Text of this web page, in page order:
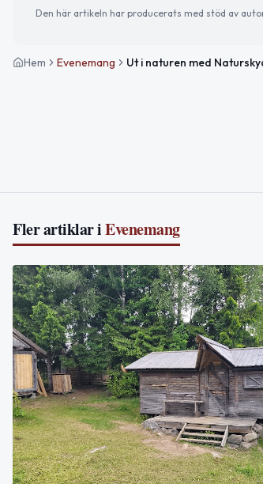
Den här artikeln har producerats med stöd av
Hem Evenemang
Fler artiklar iEvenemang